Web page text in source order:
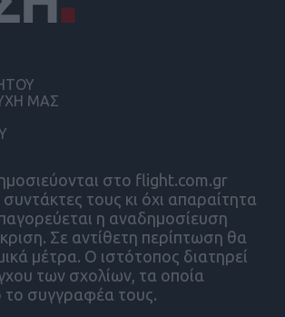
στο flight.com.gr
τους κι όχι απαραίτητα
η αναδημοσίευση
Σε αντίθετη περίπτωση θα
μέτρα. Ο ιστότοπος διατηρεί
των σχολίων, τα οποία
το συγγραφέα τους.
ΜΑΣ